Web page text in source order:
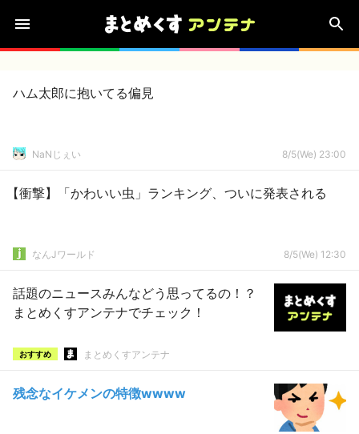
ハム太郎に抱いてる偏見
NaNじぇい 8/5(We) 23:00
【衝撃】「かわいい虫」ランキング、ついに発表される
なんJワールド 8/5(We) 12:30
話題のニュースみんなどう思ってるの！？
まとめくすアンテナでチェック！
おすすめ まとめくすアンテナ
残念なイケメンの特徴wwww